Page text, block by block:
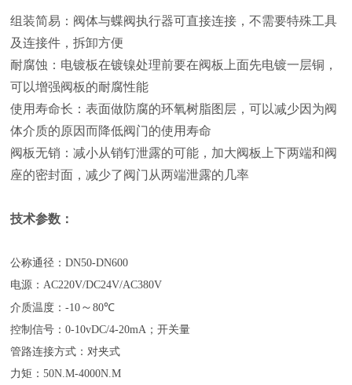
组装简易：阀体与蝶阀执行器可直接连接，不需要特殊工具
及连接件，拆卸方便
耐腐蚀：电镀板在镀镍处理前要在阀板上面先电镀一层铜，
可以增强阀板的耐腐性能
使用寿命长：表面做防腐的环氧树脂图层，可以减少因为阀
体介质的原因而降低阀门的使用寿命
阀板无销：减小从销钉泄露的可能，加大阀板上下两端和阀
座的密封面，减少了阀门从两端泄露的几率
技术参数：
公称通径：DN50-DN600
电源：AC220V/DC24V/AC380V
介质温度：-10 ～80℃
控制信号：0-10vDC/4-20mA；开关量
管路连接方式：对夹式
力矩：50N.M-4000N.M